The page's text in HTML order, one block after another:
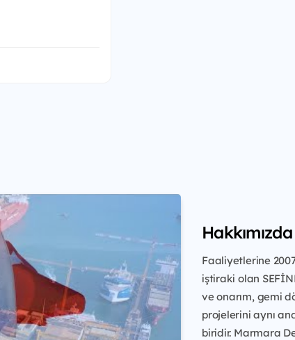
Hakkımızda
Faaliyetlerine
iştiraki olan
ve onarım, gemi
projelerini aynı
biridir. Marmara